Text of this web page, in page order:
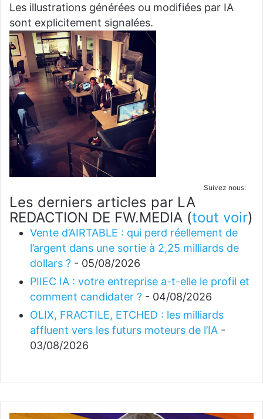
Les illustrations générées ou modifiées par IA
sont explicitement signalées.
Suivez nous:
Les derniers articles par LA
REDACTION DE FW.MEDIA (tout voir)
Vente d’AIRTABLE : qui perd réellement de
l’argent dans une sortie à 2,25 milliards de
dollars ? - 05/08/2026
PIIEC IA : votre entreprise a-t-elle le profil et
comment candidater ? - 04/08/2026
OLIX, FRACTILE, ETCHED : les milliards
affluent vers les futurs moteurs de l’IA -
03/08/2026